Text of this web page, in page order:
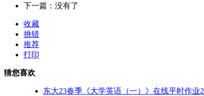
下一篇：没有了
收藏
挑错
推荐
打印
猜您喜欢
东大23春季《大学英语（一）》在线平时作业2